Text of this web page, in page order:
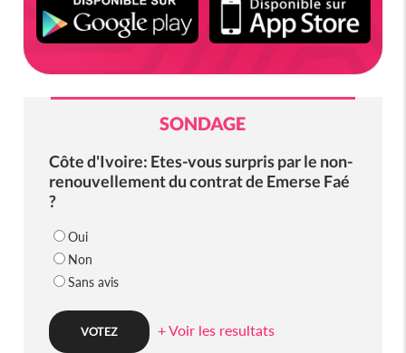
SONDAGE
Côte d'Ivoire: Etes-vous surpris par le non-
renouvellement du contrat de Emerse Faé
?
Oui
Non
Sans avis
+ Voir les resultats